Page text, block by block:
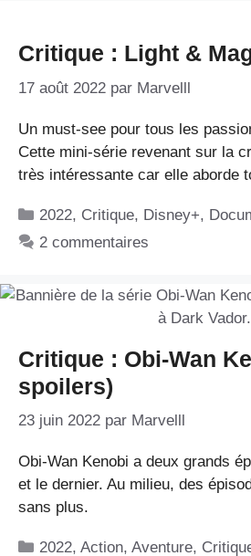
Critique : Light &
17 août 2022 par Marvelll
Un must-see pour tous les
Cette mini-série revenant sur la
très intéressante car elle aborde
Catégories
2022, Critique, Disney+,
2 commentaires
Critique : Obi-Wan
spoilers)
23 juin 2022 par Marvelll
Obi-Wan Kenobi a deux grands
et le dernier. Au milieu, des
sans plus.
Catégories
2022,Action,Aventure,